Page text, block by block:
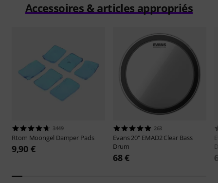
Accessoires & articles appropriés
3449
Rtom Moongel Damper Pads
9,90 €
263
Evans20" EMAD2 Clear Bass
Drum
68 €